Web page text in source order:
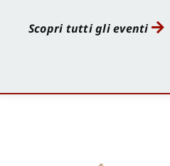
Scopri tutti gli eventi